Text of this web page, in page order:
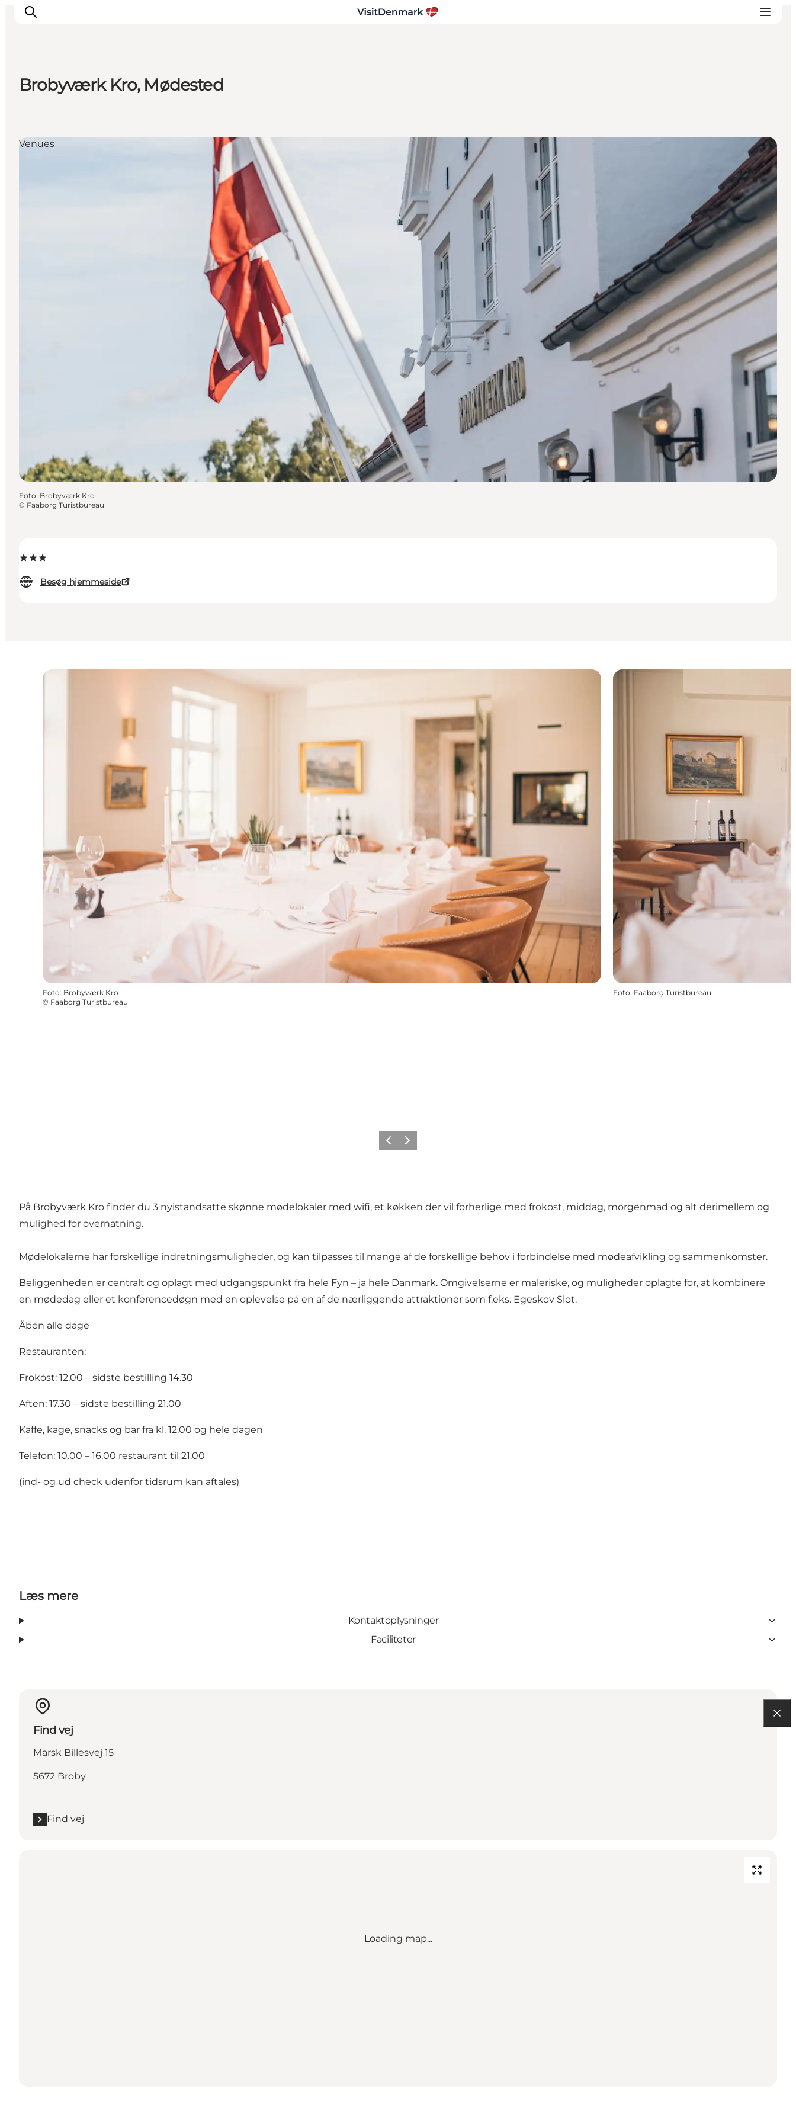
Oplevelser
Overnatning
Brobyværk Kro, Mødested
Besøg hjemmeside
Venues
Foto: Brobyværk Kro
© Faaborg Turistbureau
Foto: Brobyværk Kro
© Faaborg Turistbureau
Foto: Faaborg Turistbureau
ForrigeNæste
På Brobyværk Kro finder du 3 nyistandsatte skønne mødelokaler med wifi, et køkken der vil forherlige med frokost, middag, morgenmad og alt derimellem og
mulighed for overnatning.
Mødelokalerne har forskellige indretningsmuligheder, og kan tilpasses til mange af de forskellige behov i forbindelse med mødeafvikling og sammenkomster.
Beliggenheden er centralt og oplagt med udgangspunkt fra hele Fyn – ja hele Danmark. Omgivelserne er maleriske, og muligheder oplagte for, at kombinere
en mødedag eller et konferencedøgn med en oplevelse på en af de nærliggende attraktioner som f.eks. Egeskov Slot.
Åben alle dage
Restauranten:
Frokost: 12.00 – sidste bestilling 14.30
Aften: 17.30 – sidste bestilling 21.00
Kaffe, kage, snacks og bar fra kl. 12.00 og hele dagen
Telefon: 10.00 – 16.00 restaurant til 21.00
(ind- og ud check udenfor tidsrum kan aftales)
Læs mere
Kontaktoplysninger
Faciliteter
Find vej
Marsk Billesvej 15
5672 Broby
Find vej
Loading map...